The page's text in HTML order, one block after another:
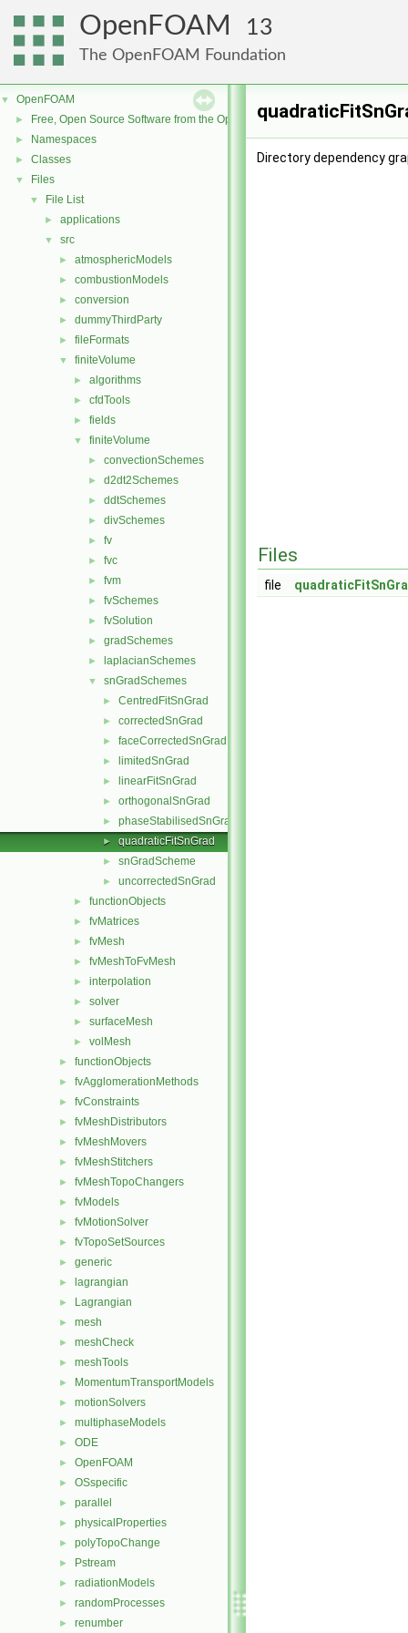
OpenFOAM 13
The OpenFOAM Foundation
▼ OpenFOAM
► Free, Open Source Software from the OpenFOAM Foundation
► Namespaces
► Classes
▼ Files
▼ File List
► applications
▼ src
► atmosphericModels
► combustionModels
► conversion
► dummyThirdParty
► fileFormats
▼ finiteVolume
► algorithms
► cfdTools
► fields
▼ finiteVolume
► convectionSchemes
► d2dt2Schemes
► ddtSchemes
► divSchemes
► fv
► fvc
► fvm
► fvSchemes
► fvSolution
► gradSchemes
► laplacianSchemes
▼ snGradSchemes
► CentredFitSnGrad
► correctedSnGrad
► faceCorrectedSnGrad
► limitedSnGrad
► linearFitSnGrad
► orthogonalSnGrad
► phaseStabilisedSnGrad
► quadraticFitSnGrad
► snGradScheme
► uncorrectedSnGrad
► functionObjects
► fvMatrices
► fvMesh
► fvMeshToFvMesh
► interpolation
► solver
► surfaceMesh
► volMesh
► functionObjects
► fvAgglomerationMethods
► fvConstraints
► fvMeshDistributors
► fvMeshMovers
► fvMeshStitchers
► fvMeshTopoChangers
► fvModels
► fvMotionSolver
► fvTopoSetSources
► generic
► lagrangian
► Lagrangian
► mesh
► meshCheck
► meshTools
► MomentumTransportModels
► motionSolvers
► multiphaseModels
► ODE
► OpenFOAM
► OSspecific
► parallel
► physicalProperties
► polyTopoChange
► Pstream
► radiationModels
► randomProcesses
► renumber
Directory dependency
Files
file